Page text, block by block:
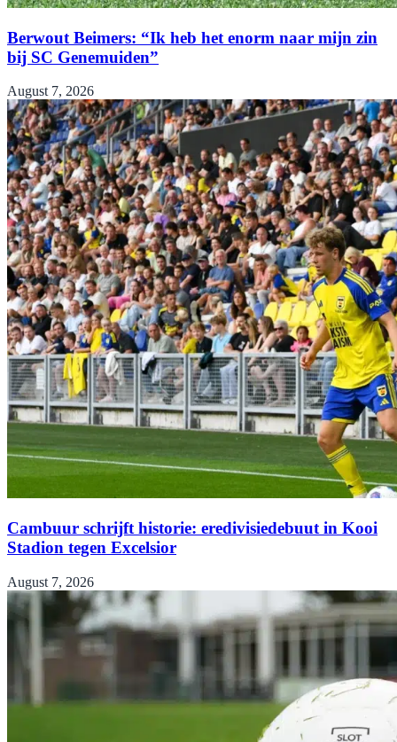
Berwout Beimers: “Ik heb het enorm naar mijn zin
bij SC Genemuiden”
August 7, 2026
Cambuur schrijft historie: eredivisiedebuut in Kooi
Stadion tegen Excelsior
August 7, 2026